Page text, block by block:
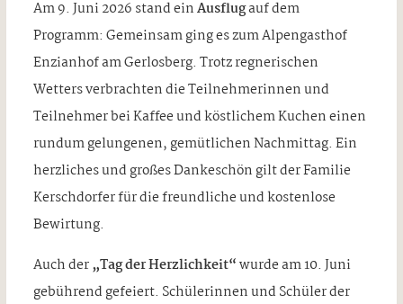
Am 9. Juni 2026 stand einAusflugauf dem
Programm: Gemeinsam ging es zum Alpengasthof
Enzianhof am Gerlosberg. Trotz regnerischen
Wetters verbrachten die Teilnehmerinnen und
Teilnehmer bei Kaffee und köstlichem Kuchen einen
rundum gelungenen, gemütlichen Nachmittag. Ein
herzliches und großes Dankeschön gilt der Familie
Kerschdorfer für die freundliche und kostenlose
Bewirtung.
Auch der„Tag der Herzlichkeit“wurde am 10. Juni
gebührend gefeiert. Schülerinnen und Schüler der